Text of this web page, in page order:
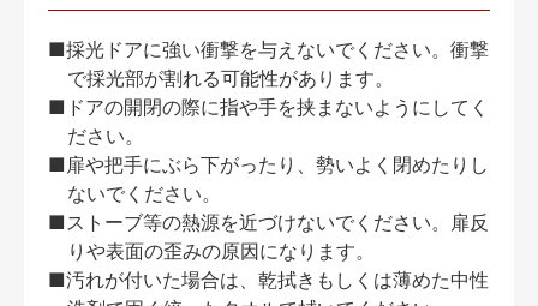
■採光ドアに強い衝撃を与えないでください。衝撃
で採光部が割れる可能性があります。
■ドアの開閉の際に指や手を挟まないようにしてく
ださい。
■扉や把手にぶら下がったり、勢いよく閉めたりし
ないでください。
■ストーブ等の熱源を近づけないでください。扉反
りや表面の歪みの原因になります。
■汚れが付いた場合は、乾拭きもしくは薄めた中性